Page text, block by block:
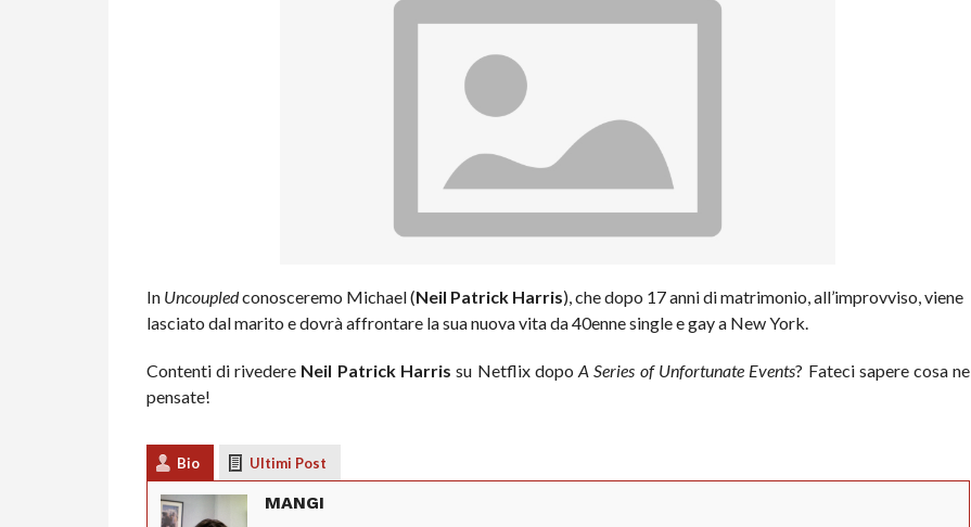
In Uncoupledconosceremo Michael (Neil Patrick Harris), che dopo 17 anni di matrimonio, all’improvviso, viene
lasciato dal marito e dovrà affrontare la sua nuova vita da 40enne single e gay a New York.
Contenti di rivedere Neil Patrick Harris su Netflix dopoA Series of Unfortunate Events? Fateci sapere cosa ne
pensate!
Bio Ultimi Post
MANGI